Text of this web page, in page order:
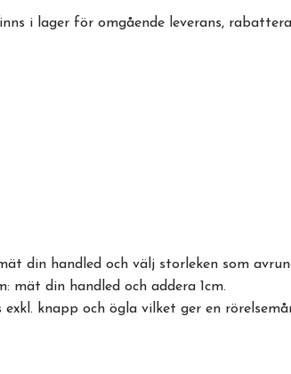
i lager för omgående leverans,
din handled och välj storleken som
mät din handled och addera 1cm.
knapp och ögla vilket ger en